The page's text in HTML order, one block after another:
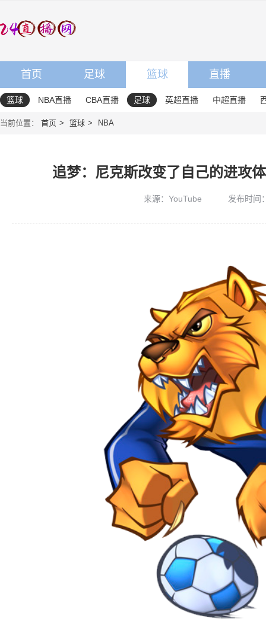
首页 足球 篮球 直播
篮球 NBA直播 CBA直播 足球 英超直播 中超直播
当前位置： 首页 篮球 NBA
追梦：尼克斯改变了自己的进攻
来源：YouTube 发布时间